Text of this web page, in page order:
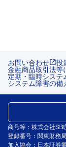
お問い合わせ 投
金融商品取引法等
定期・臨時シス
システム障害の備
商号等：株式会社
登録番号：関東財務
加入協会：日本証券